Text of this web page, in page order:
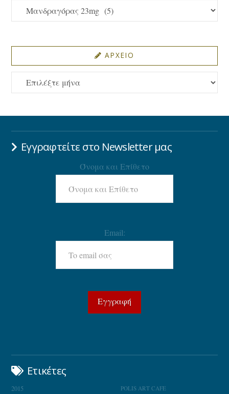
ΚΑΤΗΓΟΡΙΕΣ
ΑΡΧΕΙΟ
ΑΡΧΕΙΟ
Εγγραφτείτε στο Newsletter μας
Όνομα και Επίθετο
Email:
Ετικέτες
2015 POLIS ART CAFE